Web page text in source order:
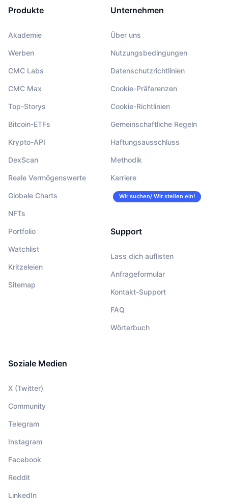
Produkte
Akademie
Werben
CMC Labs
CMC Max
Top-Storys
Bitcoin-ETFs
Krypto-API
DexScan
Reale Vermögenswerte
Globale Charts
NFTs
Portfolio
Watchlist
Kritzeleien
Sitemap
Unternehmen
Über uns
Nutzungsbedingungen
Datenschutzrichtlinien
Cookie-Präferenzen
Cookie-Richtlinien
Gemeinschaftliche Regeln
Haftungsausschluss
Methodik
Karriere
Wir suchen/ Wir stellen ein!
Support
Lass dich auflisten
Anfrageformular
Kontakt-Support
FAQ
Wörterbuch
Soziale Medien
X (Twitter)
Community
Telegram
Instagram
Facebook
Reddit
LinkedIn